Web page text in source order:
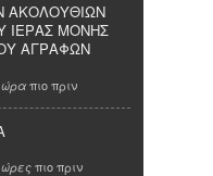
ΑΚΟΛΟΥΘΙΩΝ
ΙΕΡΑΣ ΜΟΝΗΣ
ΑΓΡΑΦΩΝ
ώρα πιο πριν
πιο πριν